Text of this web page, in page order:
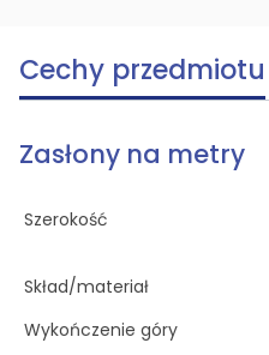
Cechy przedmiotu
Zasłony na metry
Szerokość
Skład/materiał
Wykończenie góry